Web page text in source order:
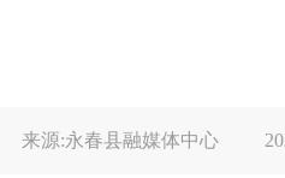
来源:永春县融媒体中心